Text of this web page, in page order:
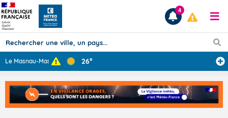
Prévisions
TOUS LES RÉSULTATS
4
Le Masnau-Massu... 26°